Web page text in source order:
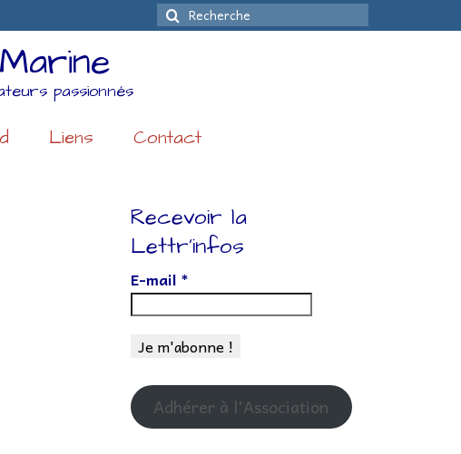
Rechercher
:
passionnés
Liens Contact
Recevoir la
Lettr’infos
E-mail *
Adhérer à l'Association